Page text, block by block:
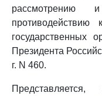
противодействию
государственных
Президента
г. N 460.